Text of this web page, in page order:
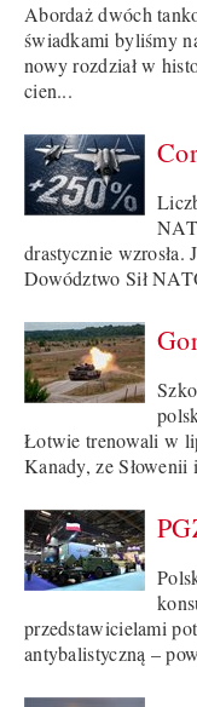
Abordaż dwóch
świadkami byliśmy
nowy rozdział w
cien...
drastycznie wzrosła.
Dowództwo Sił
Łotwie trenowali w
Kanady, ze
przedstawicielami
antybalistyczną –